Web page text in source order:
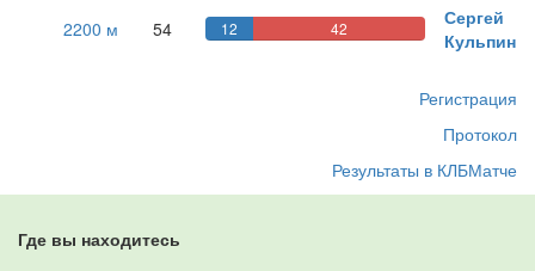
2200 м 54 12 42
Сергей
Кульпин
Регистрация
Протокол
Результаты в КЛБМатче
Где вы находитесь